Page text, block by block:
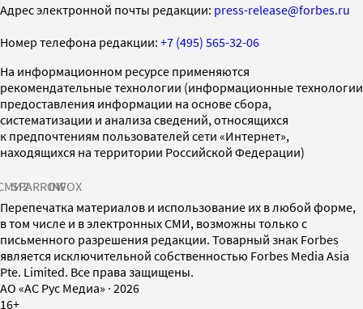
Адрес электронной почты редакции: press-release@forbes.ru
Номер телефона редакции: +7 (495) 565-32-06
На информационном ресурсе применяются
рекомендательные технологии (информационные технологии
предоставления информации на основе сбора,
систематизации и анализа сведений, относящихся
к предпочтениям пользователей сети «Интернет»,
находящихся на территории Российской Федерации)
SPARROWINFOX
Перепечатка материалов и использование их в любой форме,
в том числе и в электронных СМИ, возможны только с
письменного разрешения редакции. Товарный знак Forbes
является исключительной собственностью Forbes Media Asia
Pte. Limited. Все права защищены.
AO «АС Рус Медиа» · 2026
16+